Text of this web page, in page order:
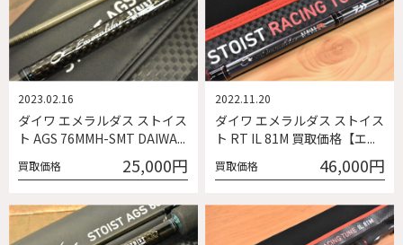
ダイワ エメラルダス ストイス
ト AGS 76MMH-SMT DAIWA...
2023.02.16
買取価格 25,000円
ダイワ エメラルダス ストイス
ト RT IL 81M 買取価格【エ...
2022.11.20
買取価格 46,000円